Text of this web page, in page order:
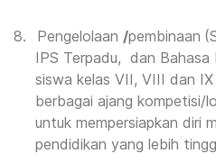
8. Pengelolaan /pembinaan
IPS Terpadu, dan Bahasa
siswa kelas VII, VIII dan
berbagai ajang kompetisi/
untuk mempersiapkan diri
pendidikan yang lebih